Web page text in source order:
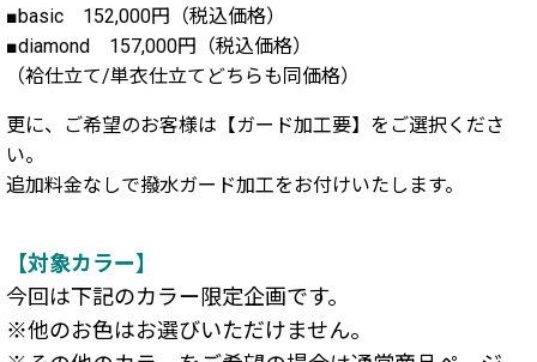
■basic 152,000円（税込価格）
■diamond 157,000円（税込価格）
（袷仕立て/単衣仕立てどちらも同価格）
更に、ご希望のお客様は【ガード加工要】をご選択くださ
い。
追加料金なしで撥水ガード加工をお付けいたします。
【対象カラー】
今回は下記のカラー限定企画です。
※他のお色はお選びいただけません。